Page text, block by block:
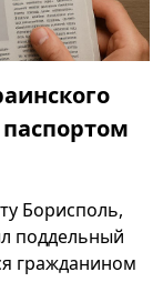
Борисполь,
поддельный
гражданином